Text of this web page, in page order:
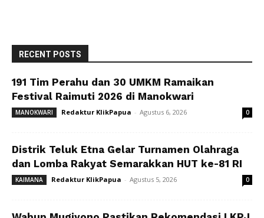
RECENT POSTS
191 Tim Perahu dan 30 UMKM Ramaikan
Festival Raimuti 2026 di Manokwari
MANOKWARI Redaktur KlikPapua - Agustus 6, 2026 0
Distrik Teluk Etna Gelar Turnamen Olahraga
dan Lomba Rakyat Semarakkan HUT ke-81 RI
KAIMANA Redaktur KlikPapua - Agustus 5, 2026 0